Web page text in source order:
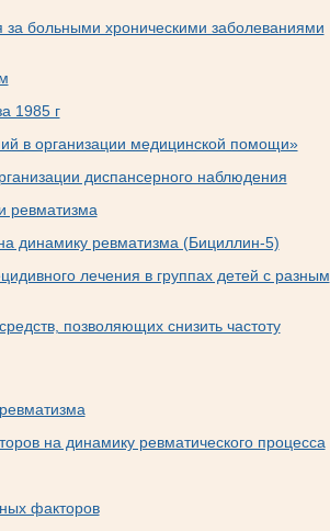
больными хроническими заболеваниями
1985 г
в организации медицинской помощи»
диспансерного наблюдения
ревматизма
динамику ревматизма (Бициллин-5)
лечения в группах детей с разным
позволяющих снизить частоту
на динамику ревматического процесса
факторов